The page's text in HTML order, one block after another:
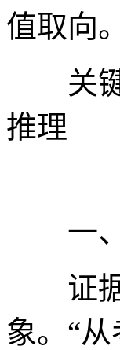
值取向。
关键
推理
一、
证据
象。“